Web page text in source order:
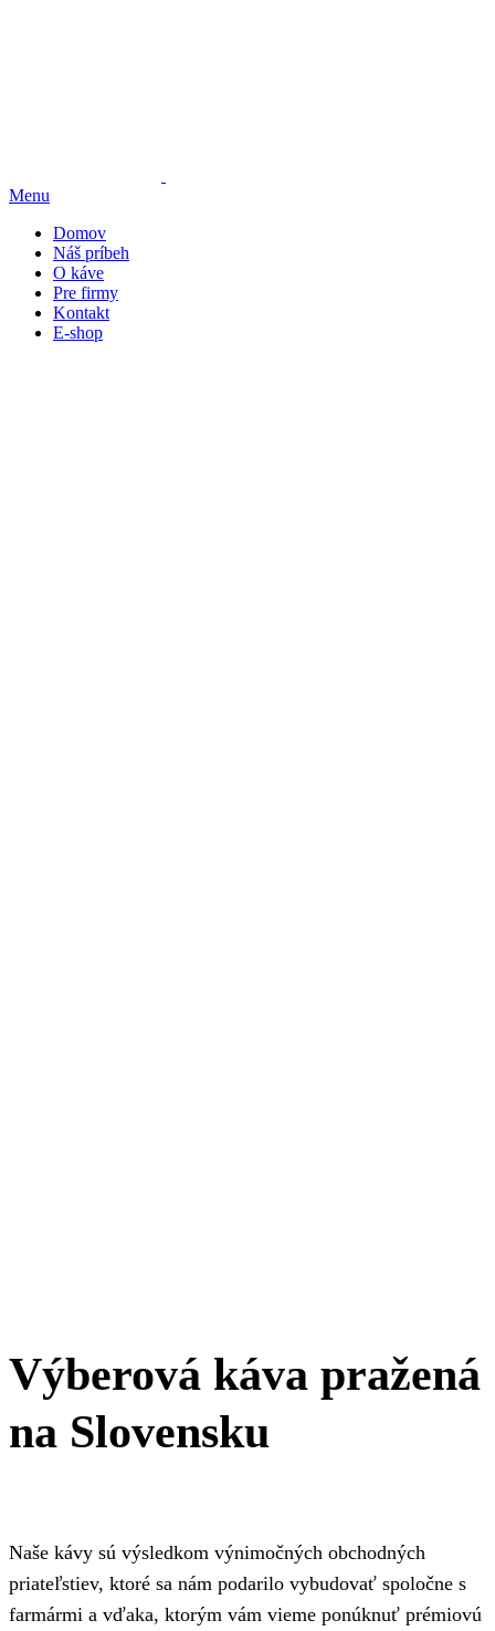
Menu
Domov
Náš príbeh
O káve
Pre firmy
Kontakt
E-shop
Výberová káva pražená
na Slovensku
Naše kávy sú výsledkom výnimočných obchodných
priateľstiev, ktoré sa nám podarilo vybudovať spoločne s
farmármi a vďaka, ktorým vám vieme ponúknuť prémiovú